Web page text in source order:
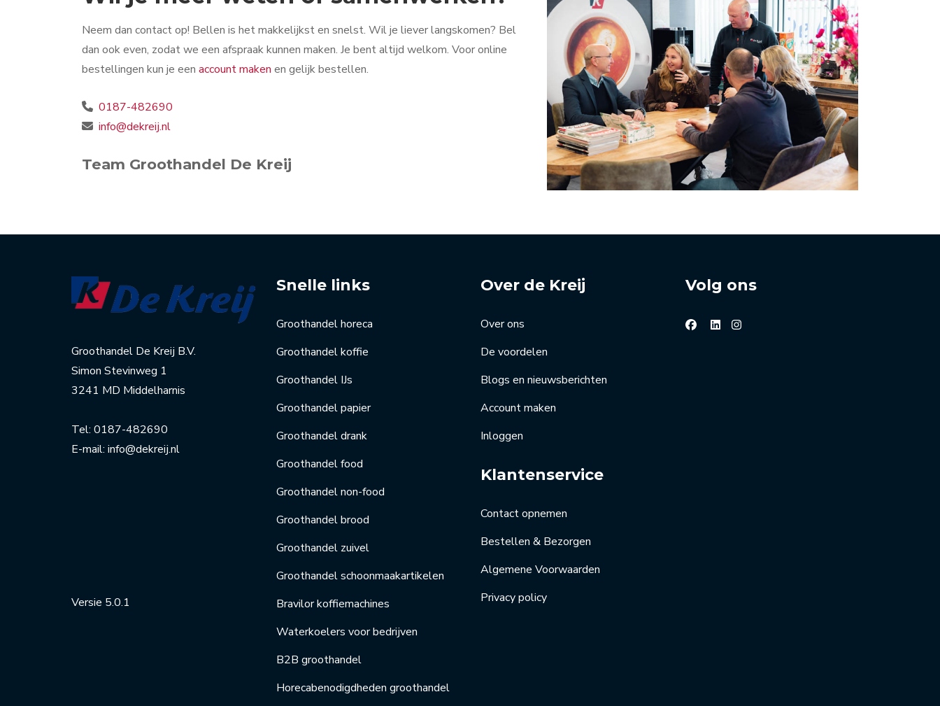
Neem dan contact op! Bellen is het makkelijkst en snelst. Wil je liever langskomen? Bel
dan ook even, zodat we een afspraak kunnen maken. Je bent altijd welkom. Voor online
bestellingen kun je een account maken en gelijk bestellen.
0187-482690
info@dekreij.nl
Team Groothandel De Kreij
Groothandel De Kreij B.V.
Simon Stevinweg 1
3241 MD Middelharnis
Tel: 0187-482690
E-mail: info@dekreij.nl
Versie 5.0.1
Snelle links
Groothandel horeca
Groothandel koffie
Groothandel IJs
Groothandel papier
Groothandel drank
Groothandel food
Groothandel non-food
Groothandel brood
Groothandel zuivel
Groothandel schoonmaakartikelen
Bravilor koffiemachines
Waterkoelers voor bedrijven
B2B groothandel
Horecabenodigdheden groothandel
Over de Kreij
Over ons
De voordelen
Blogs en nieuwsberichten
Account maken
Inloggen
Klantenservice
Contact opnemen
Bestellen & Bezorgen
Algemene Voorwaarden
Privacy policy
Volg ons